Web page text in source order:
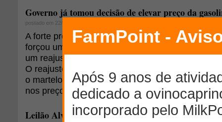
Governo já tomou decisão de elevar preço da
postado em 22/08/2013
A forte pressão que a escalada do dólar colocou
forçou uma mudança de planos no governo
um reajuste nos preços da gasolina e do óleo
O reajuste deve ficar na casa de um dígito para
o martelo ainda não está batido quanto ao
nos preços.
Leilão Alvorada Dorper - Dia 04 de Julho